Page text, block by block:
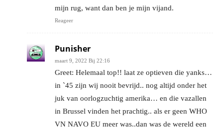
mijn rug, want dan ben je mijn vijand.
Reageer
Punisher
maart 9, 2022 Bij 22:16
Greet: Helemaal top!! laat ze optieven die yanks…
in `45 zijn wij nooit bevrijd.. nog altijd onder het
juk van oorlogzuchtig amerika… en die vazallen
in Brussel vinden het prachtig.. als er geen WHO
VN NAVO EU meer was..dan was de wereld een